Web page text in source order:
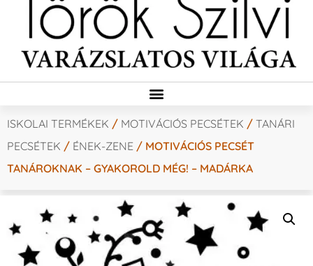
ISKOLAI TERMÉKEK / MOTIVÁCIÓS PECSÉTEK / TANÁRI
PECSÉTEK / ÉNEK-ZENE / MOTIVÁCIÓS PECSÉT
TANÁROKNAK – GYAKOROLD MÉG! – MADÁRKA